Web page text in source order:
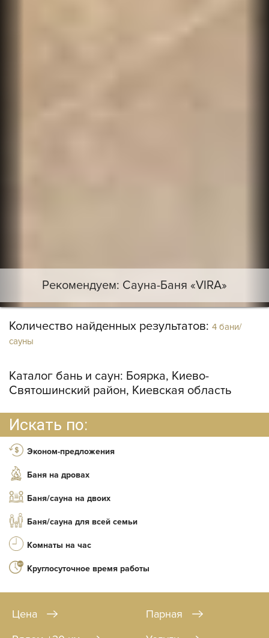
Рекомендуем: Сауна-Баня «VIRA»
Количество найденных результатов: 4 бани/
сауны
Каталог бань и саун: Боярка, Киево-
Святошинский район, Киевская область
Искать по:
Эконом-предложения
Баня на дровах
Баня/сауна на двоих
Баня/сауна для всей семьи
Комнаты на час
Круглосуточное время работы
Цена
Парная